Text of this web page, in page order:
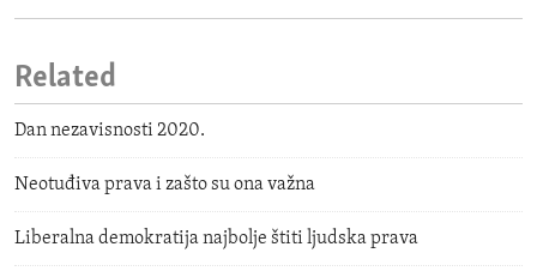
Related
Dan nezavisnosti 2020.
Neotuđiva prava i zašto su ona važna
Liberalna demokratija najbolje štiti ljudska prava